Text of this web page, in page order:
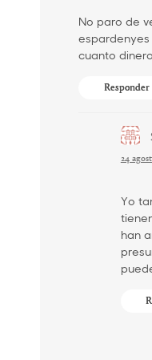
No paro de
cuanto
Responder
24
Yo
han